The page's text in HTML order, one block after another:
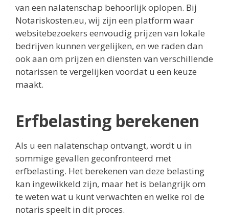
van een nalatenschap behoorlijk oplopen. Bij
Notariskosten.eu, wij zijn een platform waar
websitebezoekers eenvoudig prijzen van lokale
bedrijven kunnen vergelijken, en we raden dan
ook aan om prijzen en diensten van verschillende
notarissen te vergelijken voordat u een keuze
maakt.
Erfbelasting berekenen
Als u een nalatenschap ontvangt, wordt u in
sommige gevallen geconfronteerd met
erfbelasting. Het berekenen van deze belasting
kan ingewikkeld zijn, maar het is belangrijk om
te weten wat u kunt verwachten en welke rol de
notaris speelt in dit proces.